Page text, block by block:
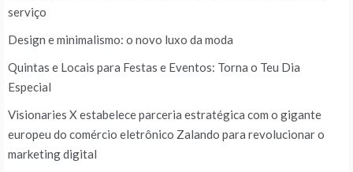
serviço
Design e minimalismo: o novo luxo da moda
Quintas e Locais para Festas e Eventos: Torna o Teu Dia
Especial
Visionaries X estabelece parceria estratégica com o gigante
europeu do comércio eletrônico Zalando para revolucionar o
marketing digital